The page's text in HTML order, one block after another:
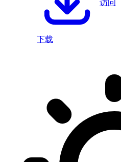
下载
访问